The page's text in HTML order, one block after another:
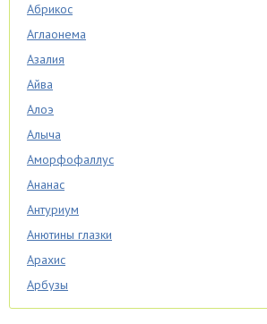
Абрикос
Аглаонема
Азалия
Айва
Алоэ
Алыча
Аморфофаллус
Ананас
Антуриум
Анютины глазки
Арахис
Арбузы
Аспарагус